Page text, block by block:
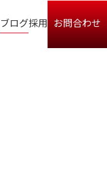
ブログ採用 お問合わせ